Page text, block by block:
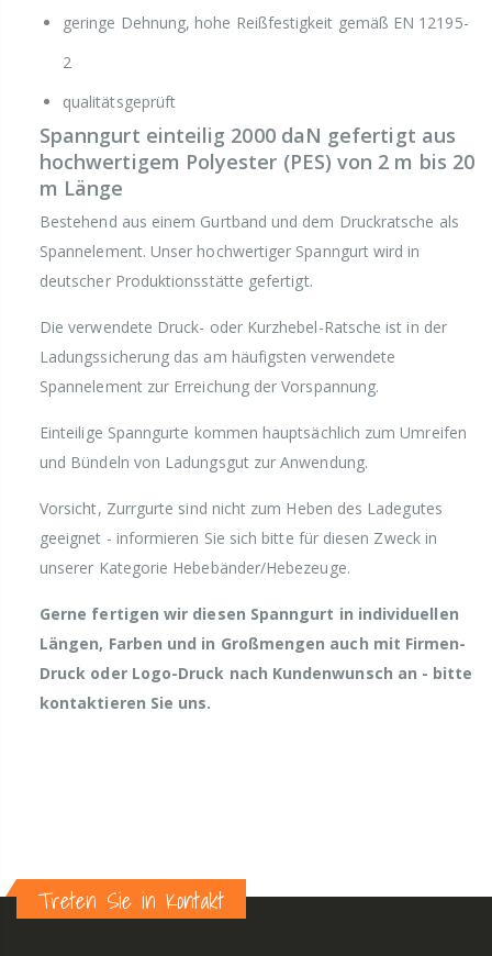
geringe Dehnung, hohe Reißfestigkeit gemäß EN 12195-
2
qualitätsgeprüft
Spanngurt einteilig 2000 daN gefertigt aus
hochwertigem Polyester (PES) von 2 m bis 20
m Länge
Bestehend aus einem Gurtband und dem Druckratsche als
Spannelement. Unser hochwertiger Spanngurt wird in
deutscher Produktionsstätte gefertigt.
Die verwendete Druck- oder Kurzhebel-Ratsche ist in der
Ladungssicherung das am häufigsten verwendete
Spannelement zur Erreichung der Vorspannung.
Einteilige Spanngurte kommen hauptsächlich zum Umreifen
und Bündeln von Ladungsgut zur Anwendung.
Vorsicht, Zurrgurte sind nicht zum Heben des Ladegutes
geeignet - informieren Sie sich bitte für diesen Zweck in
unserer Kategorie Hebebänder/Hebezeuge.
Gerne fertigen wir diesen Spanngurt in individuellen
Längen, Farben und in Großmengen auch mit Firmen-
Druck oder Logo-Druck nach Kundenwunsch an - bitte
kontaktieren Sie uns.
Treten Sie in Kontakt